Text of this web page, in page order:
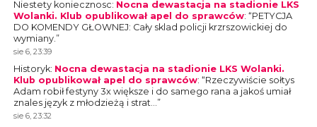
Niestety koniecznosc: Nocna dewastacja na stadionie LKS
Wolanki. Klub opublikował apel do sprawców: “PETYCJA
DO KOMENDY GŁOWNEJ: Cały sklad policji krzrszowickiej do
wymiany.”
sie 6, 23:39
Historyk: Nocna dewastacja na stadionie LKS Wolanki.
Klub opublikował apel do sprawców: “Rzeczywiście sołtys
Adam robił festyny 3x większe i do samego rana a jakoś umiał
znales język z młodzieżą i strat…”
sie 6, 23:32